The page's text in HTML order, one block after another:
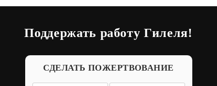
Поддержать работу Гилеля!
СДЕЛАТЬ ПОЖЕРТВОВАНИЕ